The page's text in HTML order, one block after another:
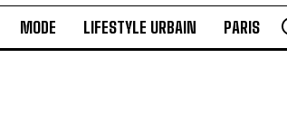
MODE LIFESTYLE URBAIN PARIS